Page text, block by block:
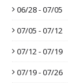
06/28 - 07/05
07/05 - 07/12
07/12 - 07/19
07/19 - 07/26